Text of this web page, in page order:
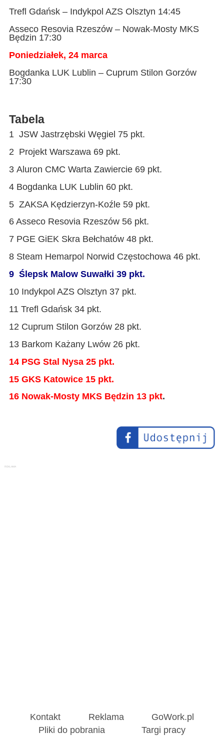
Trefl Gdańsk – Indykpol AZS Olsztyn 14:45
Asseco Resovia Rzeszów – Nowak-Mosty MKS
Będzin 17:30
Poniedziałek, 24 marca
Bogdanka LUK Lublin – Cuprum Stilon Gorzów
17:30
Tabela
1 JSW Jastrzębski Węgiel 75 pkt.
2 Projekt Warszawa 69 pkt.
3 Aluron CMC Warta Zawiercie 69 pkt.
4 Bogdanka LUK Lublin 60 pkt.
5 ZAKSA Kędzierzyn-Koźle 59 pkt.
6 Asseco Resovia Rzeszów 56 pkt.
7 PGE GiEK Skra Bełchatów 48 pkt.
8 Steam Hemarpol Norwid Częstochowa 46 pkt.
9 Ślepsk Malow Suwałki 39 pkt.
10 Indykpol AZS Olsztyn 37 pkt.
11 Trefl Gdańsk 34 pkt.
12 Cuprum Stilon Gorzów 28 pkt.
13 Barkom Każany Lwów 26 pkt.
14 PSG Stal Nysa 25 pkt.
15 GKS Katowice 15 pkt.
16 Nowak-Mosty MKS Będzin 13 pkt.
Kontakt Reklama
GoWork.pl
Pliki do pobrania
Targi pracy